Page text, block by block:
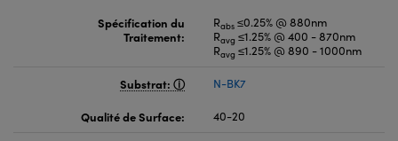
Spécification du
Traitement:
Rabs ≤0.25% @ 880nm
Ravg ≤1.25% @ 400 - 870nm
Ravg ≤1.25% @ 890 - 1000nm
Substrat: N-BK7
Qualité de Surface: 40-20